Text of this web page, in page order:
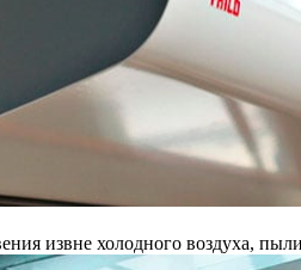
извне холодного воздуха,